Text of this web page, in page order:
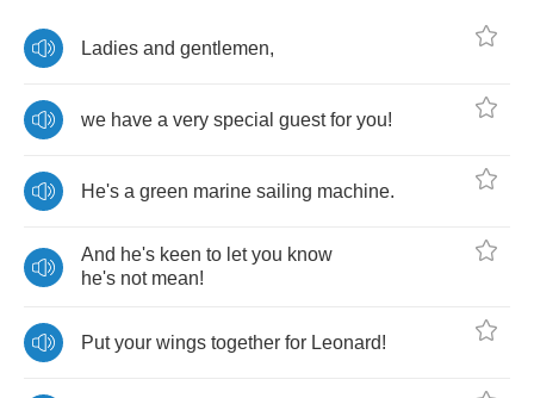
Ladies and gentlemen,
we have a very special guest for you!
He's a green marine sailing machine.
And he's keen to let you know
he's not mean!
Put your wings together for Leonard!